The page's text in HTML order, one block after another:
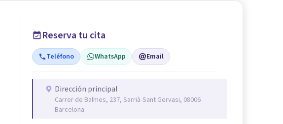
Reserva tu cita
Teléfono WhatsApp Email
Dirección principal
Carrer de Balmes, 237, Sarrià-Sant Gervasi, 08006
Barcelona